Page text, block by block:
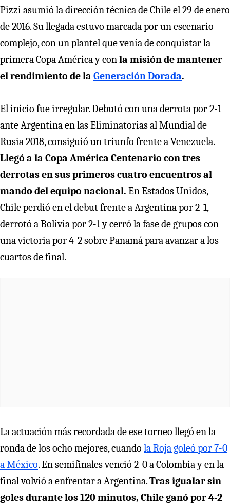
Pizzi asumió la dirección técnica de Chile el 29 de enero
de 2016. Su llegada estuvo marcada por un escenario
complejo, con un plantel que venía de conquistar la
primera Copa América y conla misión de mantener
el rendimiento de la Generación Dorada.
El inicio fue irregular. Debutó con una derrota por 2-1
ante Argentina en las Eliminatorias al Mundial de
Rusia 2018, consiguió un triunfo frente a Venezuela.
Llegó a la Copa América Centenario con tres
derrotas en sus primeros cuatro encuentros al
mando del equipo nacional. En Estados Unidos,
Chile perdió en el debut frente a Argentina por 2-1,
derrotó a Bolivia por 2-1 y cerró la fase de grupos con
una victoria por 4-2 sobre Panamá para avanzar a los
cuartos de final.
La actuación más recordada de ese torneo llegó en la
ronda de los ocho mejores, cuando la Roja goleó por 7-0
a México. En semifinales venció 2-0 a Colombia y en la
final volvió a enfrentar a Argentina.Tras igualar sin
goles durante los 120 minutos, Chile ganó por 4-2